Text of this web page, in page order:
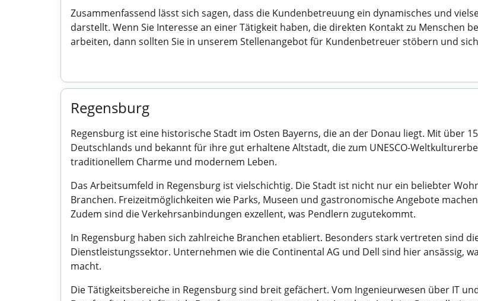
Zusammenfassend lässt sich sagen, dass die Kundenbetreuung ein dynamisches und
darstellt. Wenn Sie Interesse an einer Tätigkeit haben, die direkten Kontakt zu Menschen
arbeiten, dann sollten Sie in unserem Stellenangebot für Kundenbetreuer stöbern und
Regensburg
Regensburg ist eine historische Stadt im Osten Bayerns, die an der Donau liegt. Mit über
Deutschlands und bekannt für ihre gut erhaltene Altstadt, die zum UNESCO-
traditionellem Charme und modernem Leben.
Das Arbeitsumfeld in Regensburg ist vielschichtig. Die Stadt ist nicht nur ein beliebter
Branchen. Freizeitmöglichkeiten wie Parks, Museen und gastronomische Angebote
Zudem sind die Verkehrsanbindungen exzellent, was Pendlern zugutekommt.
In Regensburg haben sich zahlreiche Branchen etabliert. Besonders stark vertreten sind
Dienstleistungssektor. Unternehmen wie die Continental AG und Dell sind hier ansässig,
macht.
Die Tätigkeitsbereiche in Regensburg sind breit gefächert. Vom Ingenieurwesen über IT